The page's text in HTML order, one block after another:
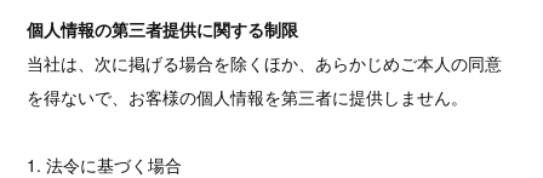
個人情報の第三者提供に関する制限
当社は、次に掲げる場合を除くほか、あらかじめご本人の同意
を得ないで、お客様の個人情報を第三者に提供しません。
1. 法令に基づく場合